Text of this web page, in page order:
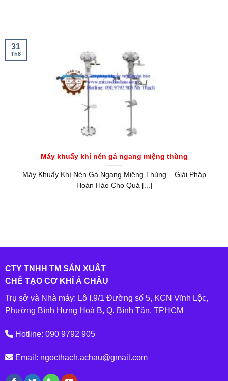
Máy khuấy khí nén gá ngang miệng thùng
Máy Khuấy Khí Nén Gá Ngang Miệng Thùng – Giải Pháp
Hoàn Hảo Cho Quá [...]
31
Th8
CTY TNHH TM SẢN XUẤT
CHẾ TẠO CƠ KHÍ Á CHÂU
Trụ sở và Nhà máy: Lô I.9/1 Đường số 5, KCN Vĩnh Lộc,
Phường Bình Hưng Hoà B, Q. Bình Tân, TPHCM
Hotline: 090 9792 905
Email: ngocthach.achau@gmail.com